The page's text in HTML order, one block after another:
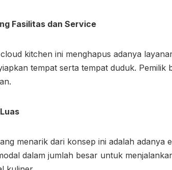
Fasilitas dan Service
kitchen ini menghapus adanya
tempat serta tempat duduk. Pemilik
menarik dari konsep ini adalah adanya
dalam jumlah besar untuk